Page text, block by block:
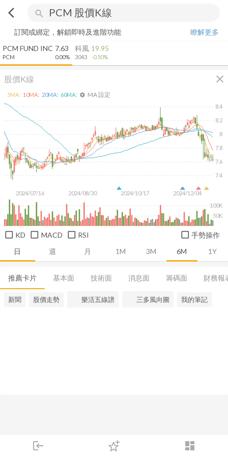
arrow_back_ios search
login dashboard
下單
訂閱或綁定，解鎖即時及進階功能
瞭解更多
PCM FUND INC
PCM
7.63
0.00%
科風
3043
19.95
-0.50%
股價K線 close
日 週 月 1M 3M 6M 1Y
2024/07/16 2024/08/30 2024/10/17 2024/12/04
7.4
7.6
7.8
8
8.2
8.4
50K
100K
5MA: 10MA: 20MA: 60MA: settings MA 設定
KD MACD RSI 手勢操作
推薦卡片 基本面 技術面 消息面 籌碼面 財務報
新聞 股價走勢 樂活五線譜 三多風向圖 我的筆記